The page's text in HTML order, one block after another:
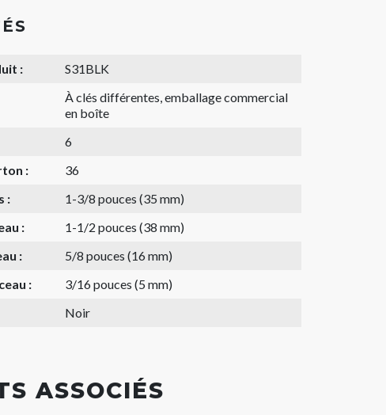
:
S31BLK
À clés différentes, emballage commercial
en boîte
6
:
36
:
1-3/8 pouces (35 mm)
:
1-1/2 pouces (38 mm)
:
5/8 pouces (16 mm)
:
3/16 pouces (5 mm)
Noir
ASSOCIÉS